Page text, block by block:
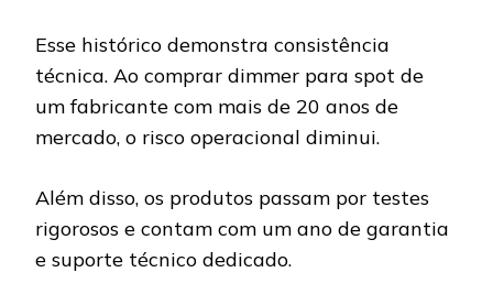
Esse histórico demonstra consistência
técnica. Ao comprar dimmer para spot de
um fabricante com mais de 20 anos de
mercado, o risco operacional diminui.
Além disso, os produtos passam por testes
rigorosos e contam com um ano de garantia
e suporte técnico dedicado.